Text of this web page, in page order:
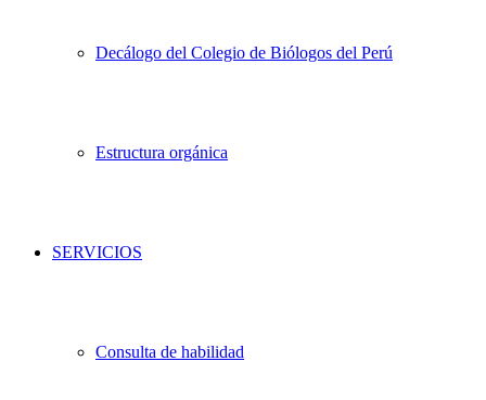
Decálogo del Colegio de Biólogos del Perú
Estructura orgánica
SERVICIOS
Consulta de habilidad